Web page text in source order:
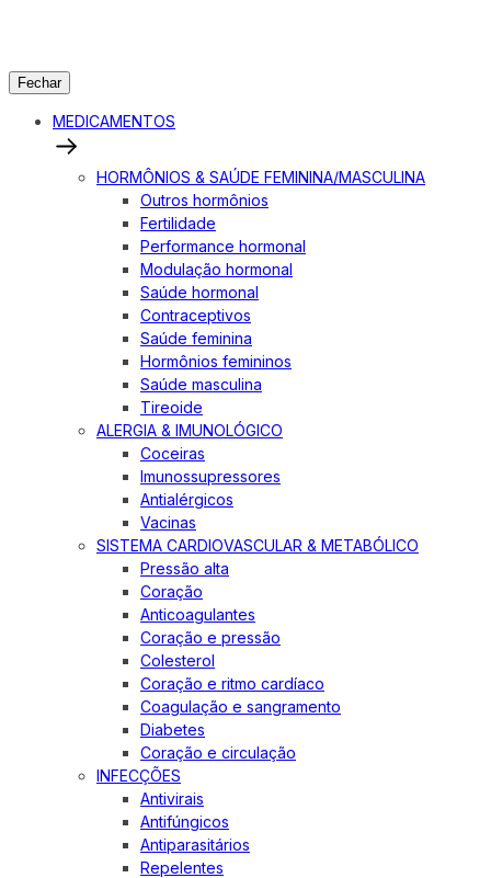
Fechar
MEDICAMENTOS
HORMÔNIOS & SAÚDE FEMININA/MASCULINA
Outros hormônios
Fertilidade
Performance hormonal
Modulação hormonal
Saúde hormonal
Contraceptivos
Saúde feminina
Hormônios femininos
Saúde masculina
Tireoide
ALERGIA & IMUNOLÓGICO
Coceiras
Imunossupressores
Antialérgicos
Vacinas
SISTEMA CARDIOVASCULAR & METABÓLICO
Pressão alta
Coração
Anticoagulantes
Coração e pressão
Colesterol
Coração e ritmo cardíaco
Coagulação e sangramento
Diabetes
Coração e circulação
INFECÇÕES
Antivirais
Antifúngicos
Antiparasitários
Repelentes